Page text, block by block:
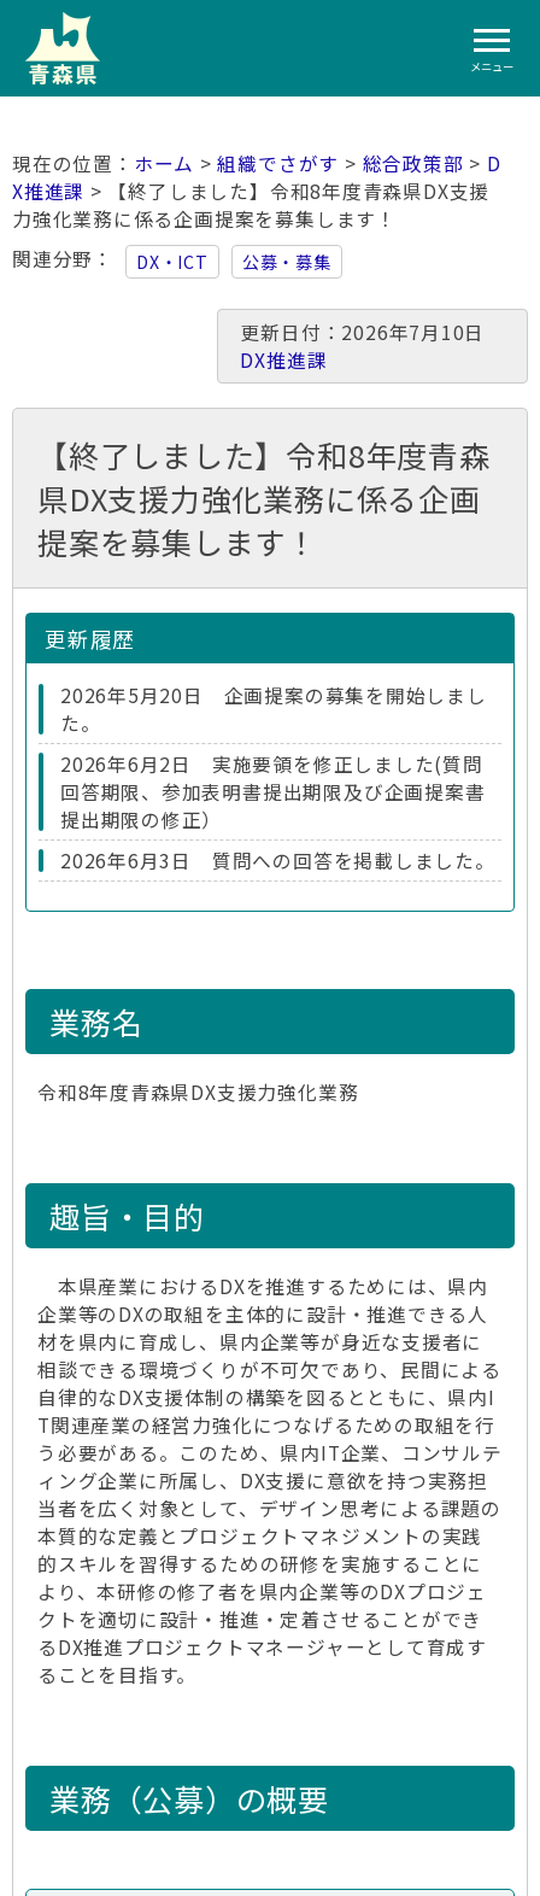
メニュー
ホーム >組織でさがす > 総合政策部 > D
X推進課 > 【終了しました】令和8年度青森県DX支援
力強化業務に係る企画提案を募集します！
関連分野
DX・ICT 公募・募集
更新日付：2026年7月10日
DX推進課
【終了しました】令和8年度青森
県DX支援力強化業務に係る企画
提案を募集します！
更新履歴
2026年5月20日 企画提案の募集を開始しまし
た。
2026年6月2日 実施要領を修正しました(質問
回答期限、参加表明書提出期限及び企画提案書
提出期限の修正）
2026年6月3日 質問への回答を掲載しました。
業務名
令和8年度青森県DX支援力強化業務
趣旨・目的
本県産業におけるDXを推進するためには、県内
企業等のDXの取組を主体的に設計・推進できる人
材を県内に育成し、県内企業等が身近な支援者に
相談できる環境づくりが不可欠であり、民間による
自律的なDX支援体制の構築を図るとともに、県内I
T関連産業の経営力強化につなげるための取組を行
う必要がある。このため、県内IT企業、コンサルテ
ィング企業に所属し、DX支援に意欲を持つ実務担
当者を広く対象として、デザイン思考による課題の
本質的な定義とプロジェクトマネジメントの実践
的スキルを習得するための研修を実施することに
より、本研修の修了者を県内企業等のDXプロジェ
クトを適切に設計・推進・定着させることができ
るDX推進プロジェクトマネージャーとして育成す
ることを目指す。
業務（公募）の概要